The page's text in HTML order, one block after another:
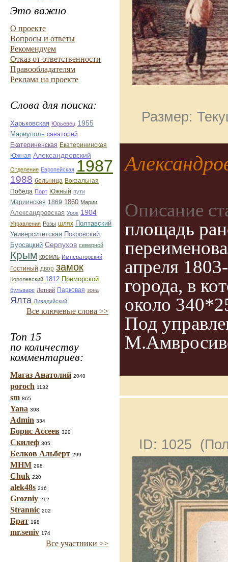
Это важно
О проекте
Вопросы и ответы
Рекомендуем
Отказ от ответственности
Правообладателям
Реклама на проекте
Слова для поиска:
Харьковская Юрьевец 1955
Мариуполь санаторий
Екатериненская Екатерининская
Южная Александровский
Отделение Европейская 1987
1988 больница Вокзальная
Победа Порт Южный пути
Мариинская 1869 1860 Марии
Александровская Урок 1904
Управления Розы шлях
Полтавский
Университетская
Покровский
Бурсацкий Серпухов северной
Крым кремль Императорский
Гостиный двор замок
Королевский 1812 Приморской
бульваре Летний Парковая зона
Ялта Ливадийский
Все ключевые слова >>
Топ 15
по количеству
комментариев:
Магаз Анатолий 2040
poroch 1132
sm 865
Yana 398
Admin 334
Борис Ассеев 320
Скилеф 305
Белков Альберт 299
МНМ 298
Chuk 220
alek48s 216
Grozniy 212
Strannic 202
Брат 198
mr.seniv 174
Все участники >>
Размер:
Описание
площадь
апреля
города, в
около
Под
ID: 1025